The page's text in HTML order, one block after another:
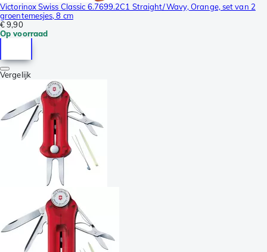
Victorinox Swiss Classic 6.7699.2C1 Straight/Wavy, Orange, set van 2
groentemesjes, 8 cm
€ 9,90
Op voorraad
Vergelijk